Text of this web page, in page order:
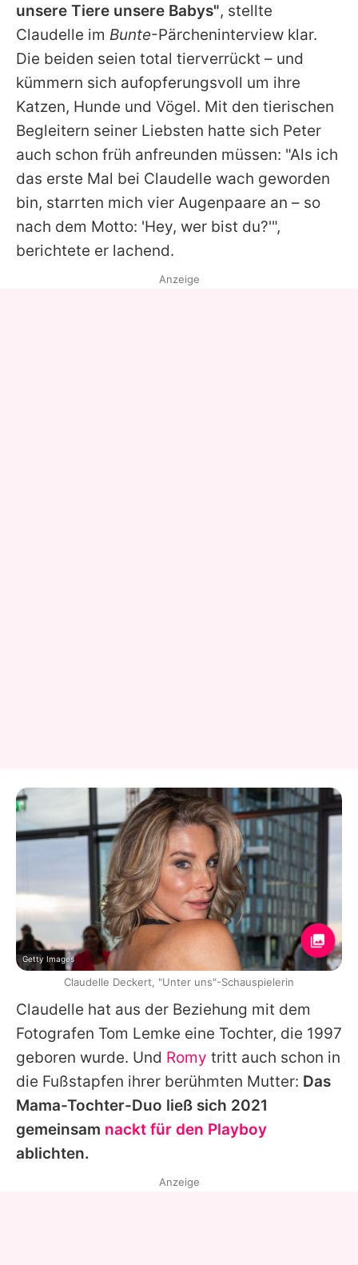
unsere Tiere unsere Babys", stellte
Claudelle im Bunte-Pärcheninterview klar.
Die beiden seien total tierverrückt – und
kümmern sich aufopferungsvoll um ihre
Katzen, Hunde und Vögel. Mit den tierischen
Begleitern seiner Liebsten hatte sich Peter
auch schon früh anfreunden müssen: "Als ich
das erste Mal bei Claudelle wach geworden
bin, starrten mich vier Augenpaare an – so
nach dem Motto: 'Hey, wer bist du?'",
berichtete er lachend.
Claudelle hat aus der Beziehung mit dem
Fotografen Tom Lemke eine Tochter, die 1997
geboren wurde. Und Romy tritt auch schon in
die Fußstapfen ihrer berühmten Mutter: Das
Mama-Tochter-Duo ließ sich 2021
gemeinsam nackt für den Playboy
ablichten.
Anzeige
Getty Images
Claudelle Deckert, "Unter uns"-Schauspielerin
Anzeige